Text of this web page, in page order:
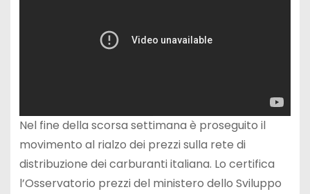
Nel fine della scorsa settimana è proseguito il
movimento al rialzo dei prezzi sulla rete di
distribuzione dei carburanti italiana. Lo certifica
l’Osservatorio prezzi del ministero dello Sviluppo